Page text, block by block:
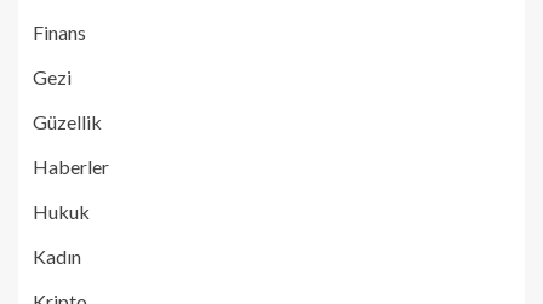
Finans
Gezi
Güzellik
Haberler
Hukuk
Kadın